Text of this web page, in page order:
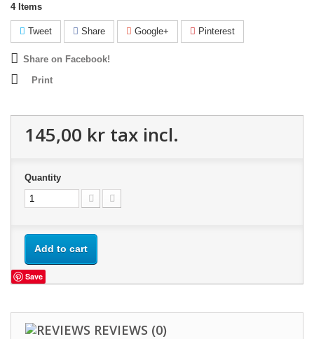
4 Items
Tweet Share Google+ Pinterest
Share on Facebook!
Print
145,00 kr tax incl.
Quantity
Add to cart
Save
REVIEWS (0)